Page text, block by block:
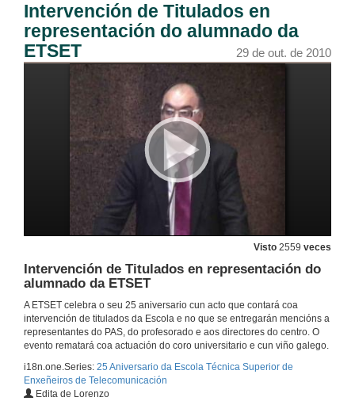
Intervención de Titulados en
representación do alumnado da
ETSET
29 de out. de 2010
Visto 2559 veces
Intervención de Titulados en representación do
alumnado da ETSET
A ETSET celebra o seu 25 aniversario cun acto que contará coa
intervención de titulados da Escola e no que se entregarán mencións a
representantes do PAS, do profesorado e aos directores do centro. O
evento rematará coa actuación do coro universitario e cun viño galego.
i18n.one.Series: 25 Aniversario da Escola Técnica Superior de
Enxeñeiros de Telecomunicación
Edita de Lorenzo
Intervención de la Directora de la ETSET
29 de out. de 2010